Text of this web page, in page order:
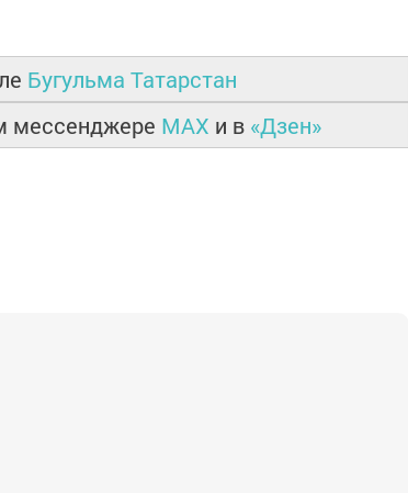
Бугульма Татарстан
мессенджере MAX и в «Дзен»